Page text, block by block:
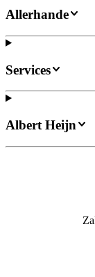
Allerhande
Services
Albert Heijn